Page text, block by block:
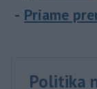
Priame
Politika